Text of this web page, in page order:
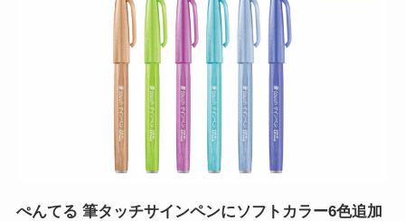
ぺんてる 筆タッチサインペンにソフトカラー6色追加